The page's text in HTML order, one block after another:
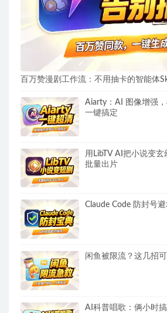
百万赞漫剧工作流：不用抽卡的智能体
Aiarty：AI 图像增强
一键搞定
用LibTV AI把小说变
批量出片
Claude Code 防封号
闲鱼被限流？这几招
AI科普唱歌：俩小时